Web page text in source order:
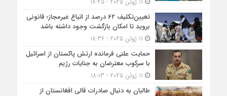
تعیین‌تکلیف ۶۲ درصد از اتباع غیرمجاز؛ قانونی
بروید تا امکان بازگشت وجود داشته باشد
حمایت علنی فرمانده ارتش پاکستان از اسرائیل
با سرکوب معترضان به جنایات رژیم
طالبان به دنبال صادرات قالی افغانستان از